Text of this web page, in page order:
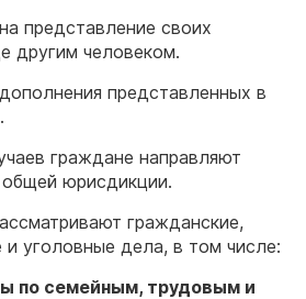
на представление своих
другим человеком.
представленных в
граждане направляют
юрисдикции.
гражданские,
и уголовные дела, в том числе:
по семейным, трудовым и